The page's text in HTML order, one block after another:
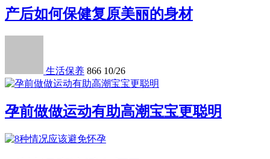
产后如何保健复原美丽的身材
生活保养 866 10/26
孕前做做运动有助高潮宝宝更聪明